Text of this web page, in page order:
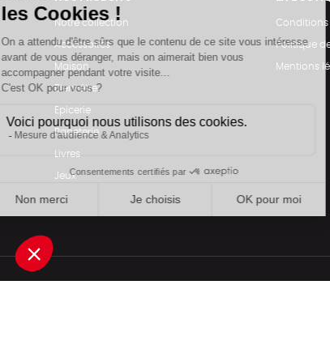
Notre collection
Accessoires
Maison
Bien-être
Epicerie
Papeterie
Livres
Jeux
Conditions
Politique
Mentions